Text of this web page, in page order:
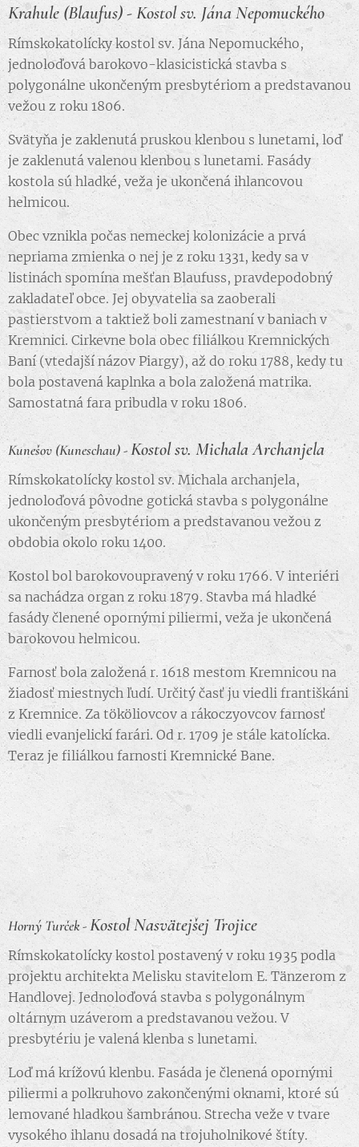
Krahule (Blaufus) -Kostol sv. Jána Nepomuckého
Rímskokatolícky kostol sv. Jána Nepomuckého,
jednoloďová barokovo-klasicistická stavba s
polygonálne ukončeným presbytériom a predstavanou
vežou z roku 1806.
Svätyňa je zaklenutá pruskou klenbou s lunetami, loď
je zaklenutá valenou klenbou s lunetami. Fasády
kostola sú hladké, veža je ukončená ihlancovou
helmicou.
Obec vznikla počas nemeckej kolonizácie a prvá
nepriama zmienka o nej je z roku 1331, kedy sa v
listinách spomína mešťan Blaufuss, pravdepodobný
zakladateľ obce. Jej obyvatelia sa zaoberali
pastierstvom a taktiež boli zamestnaní v baniach v
Kremnici. Cirkevne bola obec filiálkou Kremnických
Baní (vtedajší názov Piargy), až do roku 1788, kedy tu
bola postavená kaplnka a bola založená matrika.
Samostatná fara pribudla v roku 1806.
Kunešov (Kuneschau) -Kostol sv. Michala Archanjela
Rímskokatolícky kostol sv. Michala archanjela,
jednoloďová pôvodne gotická stavba s polygonálne
ukončeným presbytériom a predstavanou vežou z
obdobia okolo roku 1400.
Kostol bol barokovoupravený v roku 1766. V interiéri
sa nachádza organ z roku 1879. Stavba má hladké
fasády členené opornými piliermi, veža je ukončená
barokovou helmicou.
Farnosť bola založená r. 1618 mestom Kremnicou na
žiadosť miestnych ľudí. Určitý časť ju viedli františkáni
z Kremnice. Za tököliovcov a rákoczyovcov farnosť
viedli evanjelickí farári. Od r. 1709 je stále katolícka.
Teraz je filiálkou farnosti Kremnické Bane.
Horný Turček -Kostol Nasvätejšej Trojice
Rímskokatolícky kostol postavený v roku 1935 podla
projektu architekta Melisku stavitelom E. Tänzerom z
Handlovej. Jednoloďová stavba s polygonálnym
oltárnym uzáverom a predstavanou vežou. V
presbytériu je valená klenba s lunetami.
Loď má krížovú klenbu. Fasáda je členená opornými
piliermi a polkruhovo zakončenými oknami, ktoré sú
lemované hladkou šambránou. Strecha veže v tvare
vysokého ihlanu dosadá na trojuholnikové štíty.